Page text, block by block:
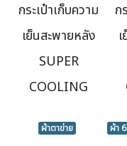
กระเป๋าเก็บความ
เย็นสะพายหลัง
SUPER
COOLING
ก
ผ้าตาข่าย ผ้า